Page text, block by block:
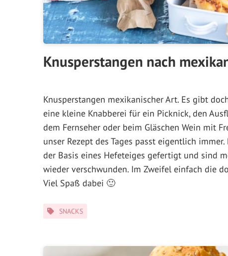
Knusperstangen nach
Knusperstangen mexikanischer Art. Es gibt
eine kleine Knabberei für ein Picknick, den
dem Fernseher oder beim Gläschen Wein mit
unser Rezept des Tages passt eigentlich
der Basis eines Hefeteiges gefertigt und sind
wieder verschwunden. Im Zweifel einfach die
Viel Spaß dabei 🙂
Kategorien
SNACKS